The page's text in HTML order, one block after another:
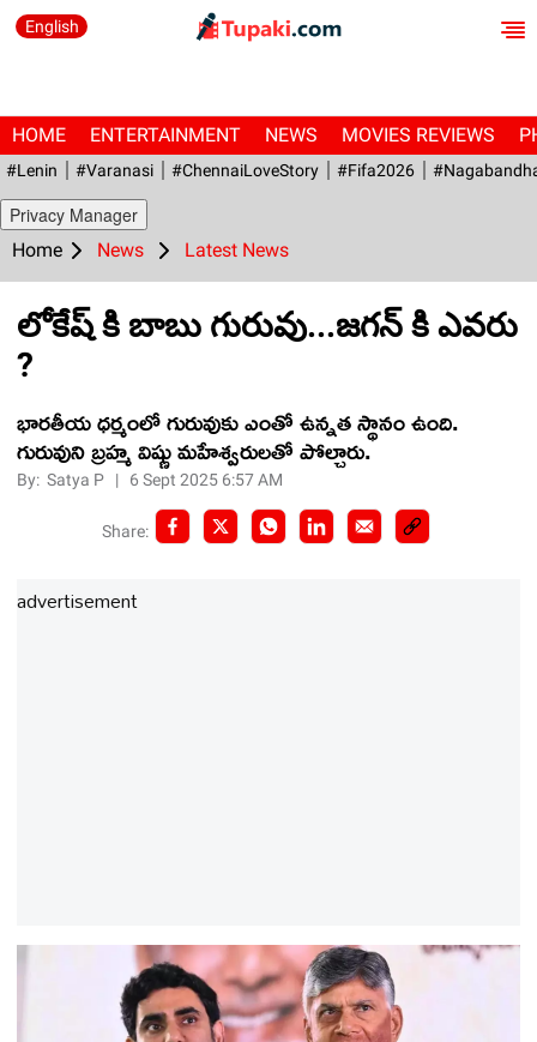
English
HOME ENTERTAINMENT NEWS MOVIES REVIEWS
#Lenin #Varanasi #ChennaiLoveStory #fifa2026
Privacy Manager
Home News Latest News
లోకేష్ కి బాబు గురువు...జగన్ కి ఎవరు
?
భారతీయ ధర్మంలో గురువుకు ఎంతో ఉన్నత స్థానం ఉంది.
గురువుని బ్రహ్మ విష్ణు మహేశ్వరులతో పోల్చారు.
By:Satya P | 6 Sept 2025 6:57 AM
Share:
advertisement